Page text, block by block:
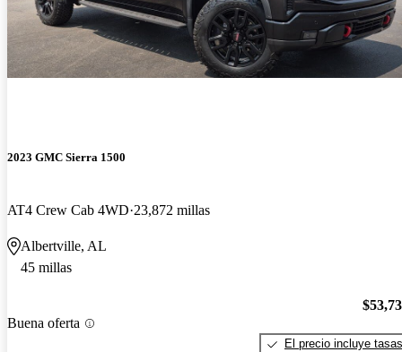
2023 GMC Sierra 1500
AT4 Crew Cab 4WD 23,872 millas
Albertville, AL
45 millas
Buena oferta
El precio incluye tasas